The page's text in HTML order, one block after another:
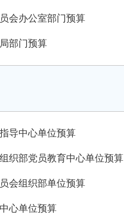
会办公室部门预算
部门预算
导中心单位预算
织部党员教育中心单位预算
会组织部单位预算
心单位预算